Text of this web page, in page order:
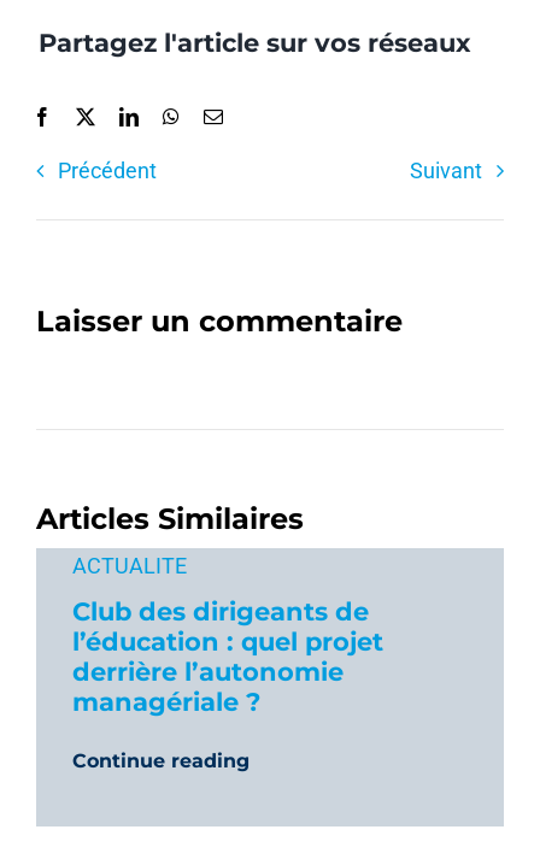
Partagez l'article sur vos réseaux
Précédent Suivant
Laisser un commentaire
Articles Similaires
ACTUALITE
Club des dirigeants de
l’éducation : quel projet
derrière l’autonomie
managériale ?
Continue reading